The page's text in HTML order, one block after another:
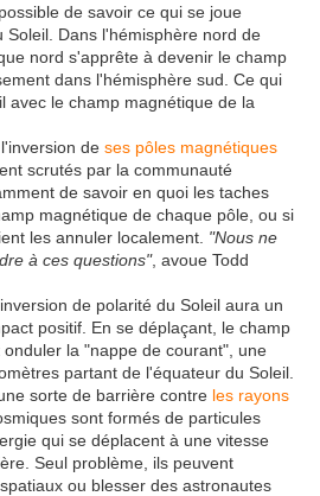
de savoir ce qui se joue
Soleil. Dans l'hémisphère nord de
nord s'apprête à devenir le champ
dans l'hémisphère sud. Ce qui
avec le champ magnétique de la
de ses pôles magnétiques
scrutés par la communauté
de savoir en quoi les taches
magnétique de chaque pôle, ou si
les annuler localement. "Nous ne
à ces questions", avoue Todd
de polarité du Soleil aura un
positif. En se déplaçant, le champ
la "nappe de courant", une
partant de l'équateur du Soleil.
sorte de barrière contre les rayons
sont formés de particules
qui se déplacent à une vitesse
Seul problème, ils peuvent
ou blesser des astronautes